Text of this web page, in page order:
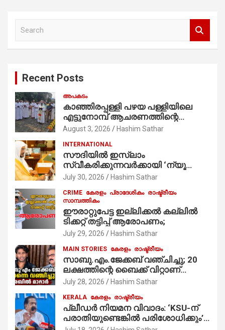
Recent Posts
അപകടം
കാഞ്ഞിരപ്പള്ളി പഴയ പള്ളിയിലെ
എട്ടുനോമ്പ് ആചരണത്തിന്റെ
ഭാഗമായുള്ള പന്തലിന്റെ കാൽനാട്ട്
കുര്യൻ താമരശ്ശേരി
നിർവഹിക്കുന്നു.
August 3, 2026 Hashim Sathar
INTERNATIONAL
സൗദിയില്‍ ഇസ്‌ലാം
സ്വീകരിക്കുന്നവര്‍ക്കായി ‘ന്യൂ
മുസ്ലിം’ ഡിജിറ്റല്‍ കാര്‍ഡ് സേവനം
July 30, 2026 Hashim Sathar
CRIME കേരളം പ്രാദേശികം രാഷ്ട്രീയം
സാമ്പത്തികം
ഈരാറ്റുപേട്ട ഇല്ലിക്കൽ കല്ലിൽ
ടിക്കറ്റ് തട്ടിപ്പ് ആരോപണം;
July 29, 2026 Hashim Sathar
MAIN STORIES കേരളം രാഷ്ട്രീയം
സാബു.എം.ജേക്കബ് വഞ്ചിച്ചു; 20
ലക്ഷത്തിന്റെ ബൈക്ക് വിറ്റാണ്
തൃക്കാക്കരയില്‍ മത്സരിച്ചത്!
മാത്രമാണ് ഉണ്ടായിരുന്നത്;
സാബുവിന്റേത് വ്യക്തിപരമായ
നേട്ടത്തിനുള്ള പാര്‍ട്ടി; ഇപ്പോള്‍
July 28, 2026 Hashim Sathar
KERALA കേരളം രാഷ്ട്രീയം
പ്ലീഡർ നിയമന വിവാദം: ‘KSU-ന്
പരാതിയുണ്ടെങ്കിൽ പരിശോധിക്കും’;
രമേശ് ചെന്നിത്തല